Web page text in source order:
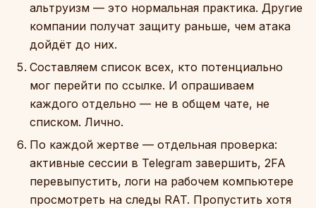
альтруизм — это нормальная практика. Другие
компании получат защиту раньше, чем атака
дойдёт до них.
Составляем список всех, кто потенциально
мог перейти по ссылке. И опрашиваем
каждого отдельно — не в общем чате, не
списком. Лично.
По каждой жертве — отдельная проверка:
активные сессии в Telegram завершить, 2FA
перевыпустить, логи на рабочем компьютере
просмотреть на следы RAT. Пропустить хотя